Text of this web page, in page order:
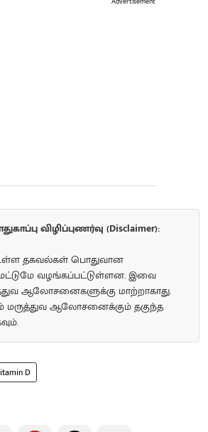
விழிப்புணர்வு (Disclaimer):
தகவல்கள் பொதுவான
மட்டுமே வழங்கப்பட்டுள்ளன. இவை
ஆலோசனைகளுக்கு மாற்றாகாது.
மருத்துவ ஆலோசனைக்கும் தகுந்த
D